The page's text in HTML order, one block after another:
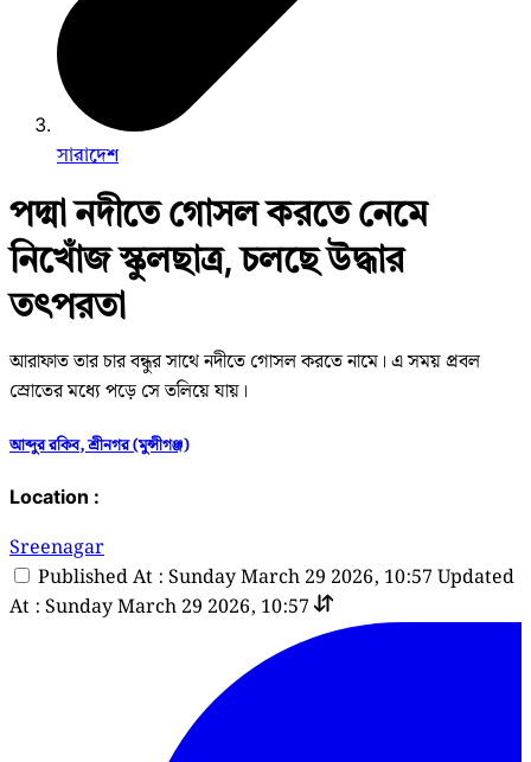
সারাদেশ
পদ্মা নদীতে গোসল করতে নেমে
নিখোঁজ স্কুলছাত্র, চলছে উদ্ধার
তৎপরতা
আরাফাত তার চার বন্ধুর সাথে নদীতে গোসল করতে নামে। এ সময় প্রবল
স্রোতের মধ্যে পড়ে সে তলিয়ে যায়।
আব্দুর রকিব, শ্রীনগর (মুন্সীগঞ্জ)
Location :
Sreenagar
Published At : Sunday March 29 2026, 10:57 Updated
At : Sunday March 29 2026, 10:57